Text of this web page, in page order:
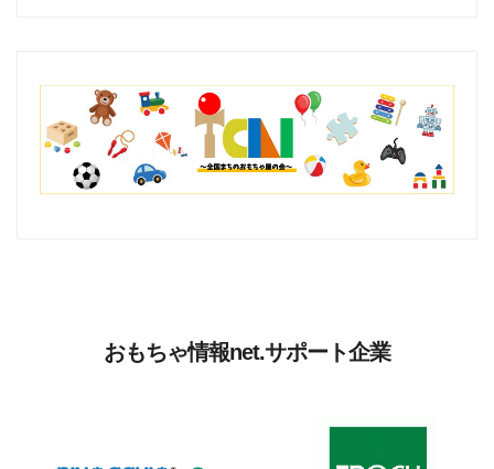
おもちゃ情報net.サポート企業